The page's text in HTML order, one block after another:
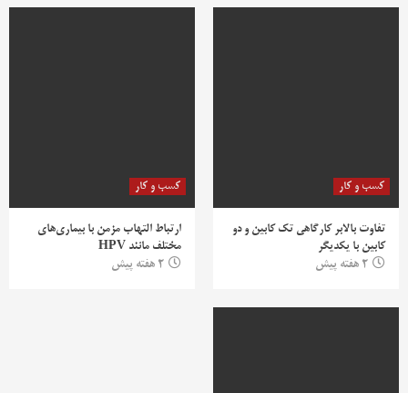
کسب و کار
تفاوت بالابر کارگاهی تک کابین و دو
کابین با یکدیگر
2 هفته پیش
کسب و کار
ارتباط التهاب مزمن با بیماری‌های
مختلف مانند HPV
2 هفته پیش